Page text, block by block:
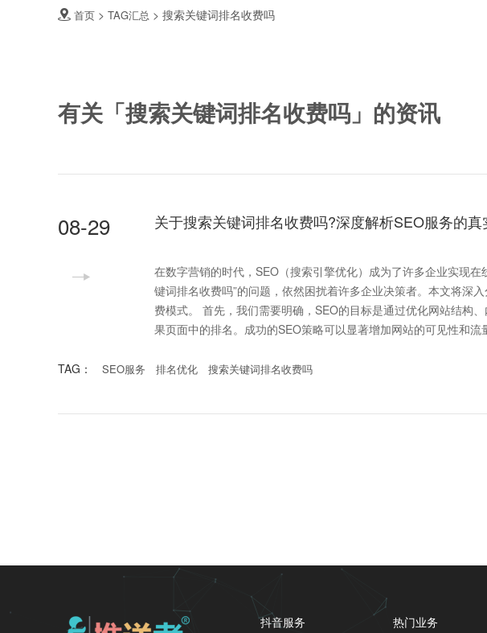
 首页 > TAG汇总 > 搜索关键词排名收费吗
有关「搜索关键词排名收费吗」的资讯
08-29 关于搜索关键词排名收费吗?深度解析SEO服务的真
在数字营销的时代，SEO（搜索引擎优化）成为了许多企业实现
键词排名收费吗”的问题，依然困扰着许多企业决策者。本文将深
费模式。 首先，我们需要明确，SEO的目标是通过优化网站结构、内容和外部链接等，提升特定关键词在搜索引擎结
果页面中的排名。成功的SEO策略可以显著增加网站的可见性和流
TAG： SEO服务 排名优化 搜索关键词排名收费吗
抖音服务 热门业务